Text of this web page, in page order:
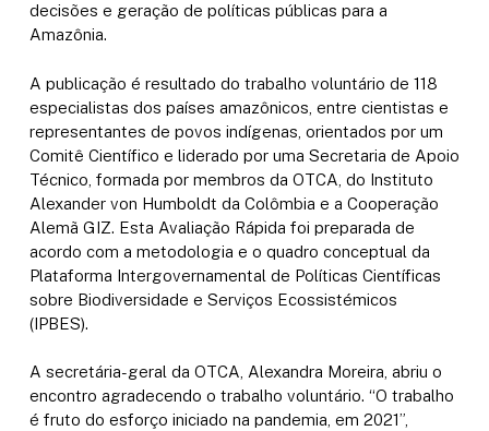
decisões e geração de políticas públicas para a
Amazônia.
A publicação é resultado do trabalho voluntário de 118
especialistas dos países amazônicos, entre cientistas e
representantes de povos indígenas, orientados por um
Comitê Científico e liderado por uma Secretaria de Apoio
Técnico, formada por membros da OTCA, do Instituto
Alexander von Humboldt da Colômbia e a Cooperação
Alemã GIZ. Esta Avaliação Rápida foi preparada de
acordo com a metodologia e o quadro conceptual da
Plataforma Intergovernamental de Políticas Científicas
sobre Biodiversidade e Serviços Ecossistémicos
(IPBES).
A secretária-geral da OTCA, Alexandra Moreira, abriu o
encontro agradecendo o trabalho voluntário. “O trabalho
é fruto do esforço iniciado na pandemia, em 2021”,